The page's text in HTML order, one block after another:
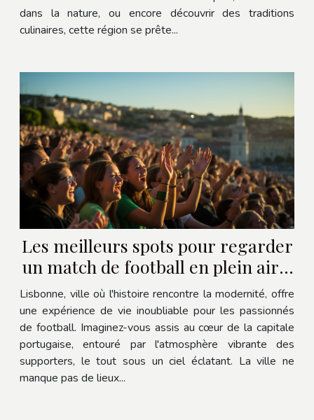
dans la nature, ou encore découvrir des traditions
culinaires, cette région se prête...
Les meilleurs spots pour regarder
un match de football en plein air à
Lisbonne
Lisbonne, ville où l'histoire rencontre la modernité, offre
une expérience de vie inoubliable pour les passionnés
de football. Imaginez-vous assis au cœur de la capitale
portugaise, entouré par l'atmosphère vibrante des
supporters, le tout sous un ciel éclatant. La ville ne
manque pas de lieux...